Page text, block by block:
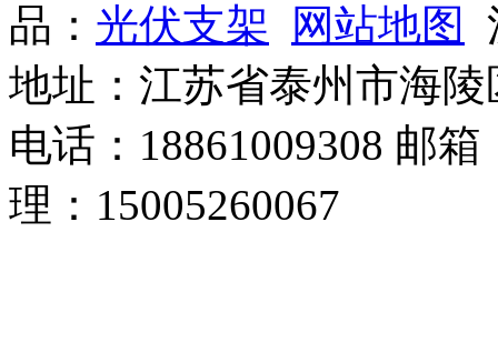
品： 光伏支架 网站地图
地址：江苏省泰州市海
电话：18861009308 邮
理：15005260067